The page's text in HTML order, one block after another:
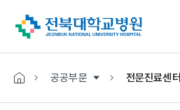
공공부문 전문진료센터